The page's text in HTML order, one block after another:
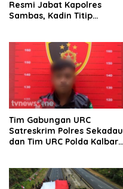
Resmi Jabat Kapolres
Sambas, Kadin Titip
Tim Gabungan URC
Satreskrim Polres Sekadau
dan Tim URC Polda Kalbar